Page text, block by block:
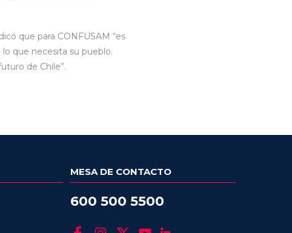
que para CONFUSAM “es
que necesita su pueblo.
de Chile”.
MESA DE CONTACTO
600 500 5500